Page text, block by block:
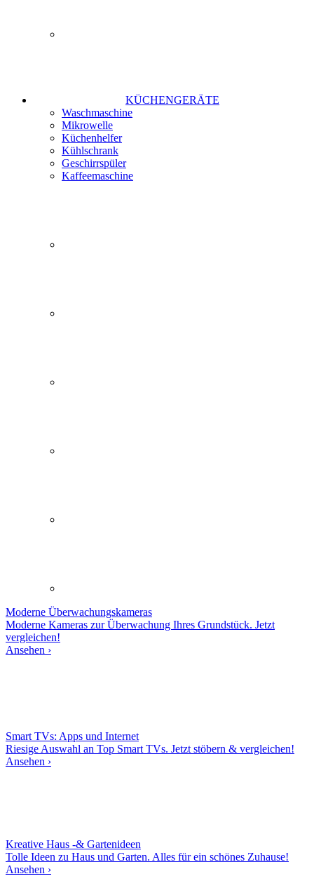
KÜCHENGERÄTE
Waschmaschine
Mikrowelle
Küchenhelfer
Kühlschrank
Geschirrspüler
Kaffeemaschine
Moderne Überwachungskameras
Moderne Kameras zur Überwachung Ihres Grundstück. Jetzt
vergleichen!
Ansehen ›
Smart TVs: Apps und Internet
Riesige Auswahl an Top Smart TVs. Jetzt stöbern & vergleichen!
Ansehen ›
Kreative Haus -& Gartenideen
Tolle Ideen zu Haus und Garten. Alles für ein schönes Zuhause!
Ansehen ›